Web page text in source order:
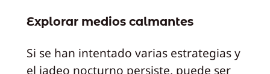
Explorar medios calmantes
Si se han intentado varias estrategias y
el jadeo nocturno persiste, puede ser